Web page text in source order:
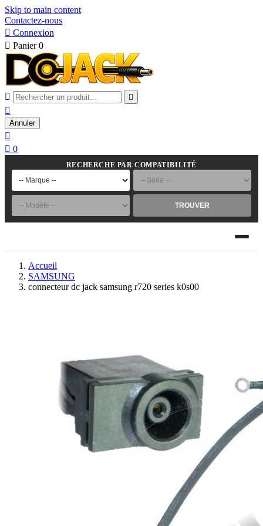
Skip to main content
Contactez-nous
 Connexion
 Panier 0
 

Annuler

 0
RECHERCHE PAR COMPATIBILITÉ
TROUVER
Accueil
SAMSUNG
connecteur dc jack samsung r720 series k0s00